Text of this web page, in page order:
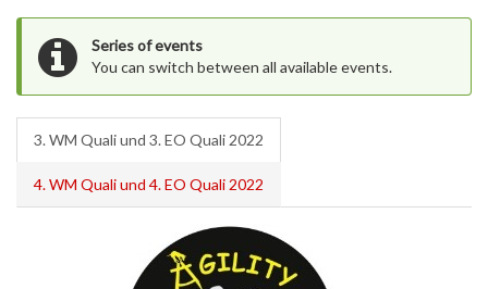
Series of events
You can switch between all available events.
3. WM Quali und 3. EO Quali 2022
4. WM Quali und 4. EO Quali 2022